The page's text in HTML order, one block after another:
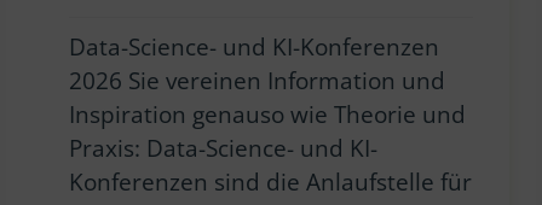
Data-Science- und KI-Konferenzen
2026 Sie vereinen Information und
Inspiration genauso wie Theorie und
Praxis: Data-Science- und KI-
Konferenzen sind die Anlaufstelle für